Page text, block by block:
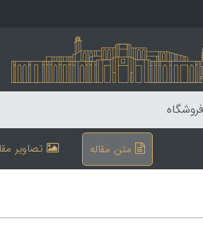
فروشگاه
متن مقاله تصاویر